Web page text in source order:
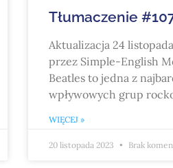
Tłumaczenie
Aktualizacja 24
przez Simple-English
Beatles to jedna z
wpływowych grup
WIĘCEJ »
20 listopada 2023 Brak